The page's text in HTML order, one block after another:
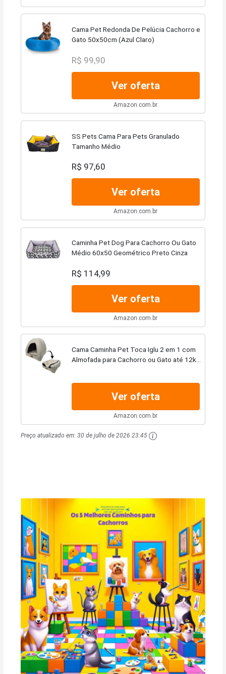
Cama Pet Redonda De Pelúcia Cachorro e
Gato 50x50cm (Azul Claro)
R$ 99,90
Ver oferta
Amazon.com.br
SS Pets Cama Para Pets Granulado
Tamanho Médio
R$ 97,60
Ver oferta
Amazon.com.br
Caminha Pet Dog Para Cachorro Ou Gato
Médio 60x50 Geométrico Preto Cinza
R$ 114,99
Ver oferta
Amazon.com.br
Cama Caminha Pet Toca Iglu 2 em 1 com
Almofada para Cachorro ou Gato até 12kg
Ver oferta
Amazon.com.br
Preço atualizado em:30 de julho de 2026 23:45